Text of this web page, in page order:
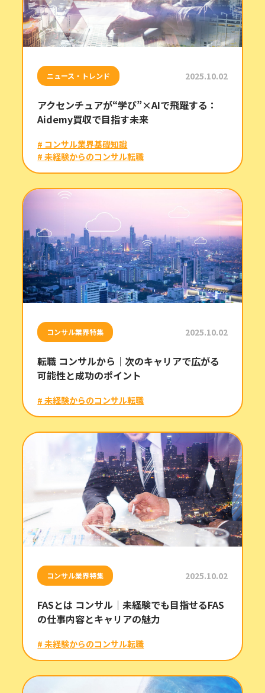
ニュース・トレンド 2025.10.02
アクセンチュアが“学び”×AIで飛躍する：
Aidemy買収で目指す未来
# コンサル業界基礎知識
# 未経験からのコンサル転職
コンサル業界特集 2025.10.02
転職 コンサルから｜次のキャリアで広がる
可能性と成功のポイント
# 未経験からのコンサル転職
コンサル業界特集 2025.10.02
FASとは コンサル｜未経験でも目指せるFAS
の仕事内容とキャリアの魅力
# 未経験からのコンサル転職